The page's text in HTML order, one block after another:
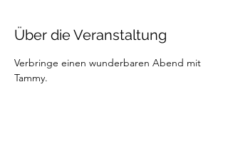
Über die Veranstaltung
Verbringe einen wunderbaren Abend mit
Tammy.